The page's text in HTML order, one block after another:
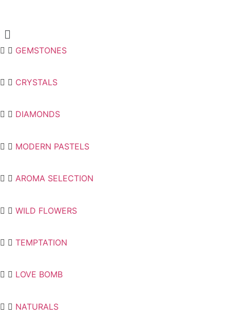
Menu
GEMSTONES
CRYSTALS
DIAMONDS
MODERN PASTELS
AROMA SELECTION
WILD FLOWERS
TEMPTATION
LOVE BOMB
NATURALS